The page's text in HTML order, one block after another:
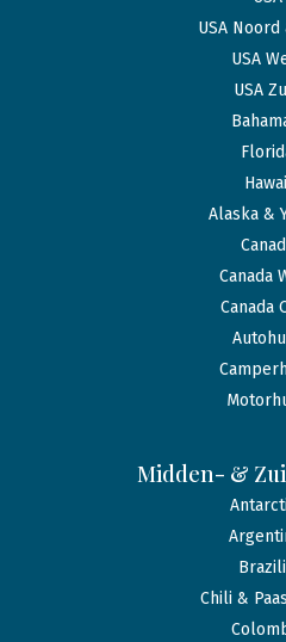
USA
USA
USA
Alaska &
Canada
Canada
Midden- &
Chili &